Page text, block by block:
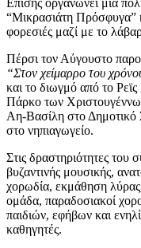
“Μικρασιάτη Πρόσφυγα”
φορεσιές μαζί με το
Πέρσι τον Αύγουστο
“Στον χείμαρρο του
και το διωγμό από το
Πάρκο των
Αη-Βασίλη στο Δημοτικό
στο νηπιαγωγείο.
Στις δραστηριότητες του
βυζαντινής μουσικής,
χορωδία, εκμάθηση
ομάδα, παραδοσιακοί
παιδιών, εφήβων και
καθηγητές.